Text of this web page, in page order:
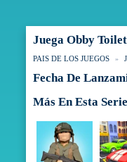
Juega Obby
PAIS DE LOS JUEGOS
Fecha De
Más En Esta Serie